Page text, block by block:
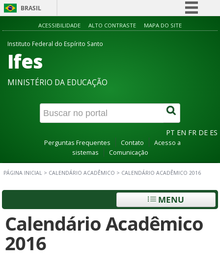
BRASIL
Simplifique!
Canais
ACESSIBILIDADE ALTO CONTRASTE MAPA DO SITE
Instituto Federal do Espírito Santo
Ifes
MINISTÉRIO DA EDUCAÇÃO
PT EN FR DE ES
Perguntas Frequentes Contato
Acesso a
sistemas
Comunicação
PÁGINA INICIAL > CALENDÁRIO ACADÊMICO > CALENDÁRIO ACADÊMICO 2016
MENU
Calendário Acadêmico
2016